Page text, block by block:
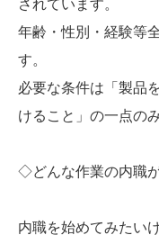
年齢・性別・経験等
す。
必要な条件は「製品
けること」の一点のみ
◇どんな作業の内職
内職を始めてみたい